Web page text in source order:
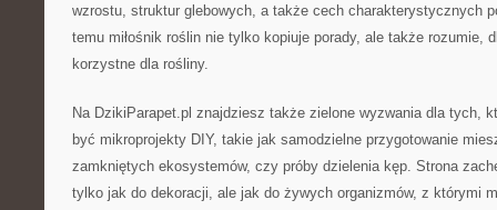
wzrostu, struktur glebowych, a także cech charakterystycznych
temu miłośnik roślin nie tylko kopiuje porady, ale także rozumie,
korzystne dla rośliny.
Na DzikiParapet.pl znajdziesz także zielone wyzwania dla tych,
być mikroprojekty DIY, takie jak samodzielne przygotowanie
zamkniętych ekosystemów, czy próby dzielenia kęp. Strona
tylko jak do dekoracji, ale jak do żywych organizmów, z którymi